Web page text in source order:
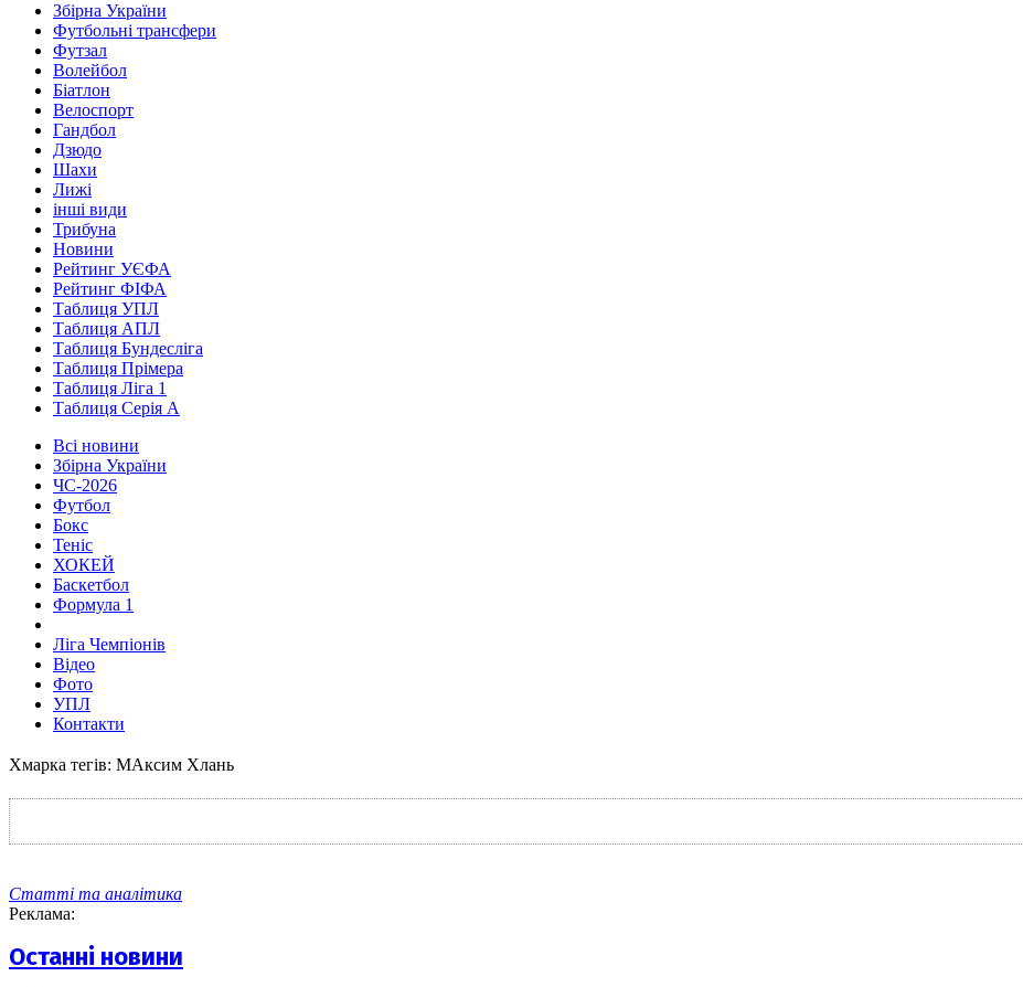
Збірна України
Футбольні трансфери
Футзал
Волейбол
Біатлон
Велоспорт
Гандбол
Дзюдо
Шахи
Лижі
інші види
Трибуна
Новини
Рейтинг УЄФА
Рейтинг ФІФА
Таблиця УПЛ
Таблиця АПЛ
Таблиця Бундесліга
Таблиця Прімера
Таблиця Ліга 1
Таблиця Серія А
Всі новини
Збірна України
ЧС-2026
Футбол
Бокс
Теніс
ХОКЕЙ
Баскетбол
Формула 1
Ліга Чемпіонів
Відео
Фото
УПЛ
Контакти
Хмарка тегів: МАксим Хлань
Статті та аналітика
Реклама:
Останні новини